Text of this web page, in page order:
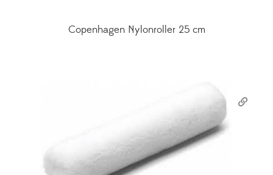
Copenhagen Nylonroller 25 cm